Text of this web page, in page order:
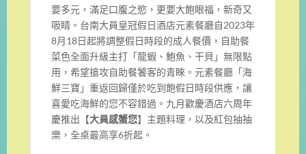
要多元，滿足口腹之慾，更要大飽眼福，新奇又
吸睛。台南大員皇冠假日酒店元素餐廳自2023年
8月18日起將調整假日時段的成人餐價，自助餐
菜色全面升級主打「龍蝦、鮑魚、干貝」無限點
用，希望搶攻自助餐饕客的青睞。元素餐廳「海
鮮三寶」重返回歸僅於吃到飽假日時段供應，讓
喜愛吃海鮮的您不容錯過。九月歡慶酒店六周年
慶推出【大員感蟹您】主題料理，以及紅包抽抽
樂，全桌最高享6折起。